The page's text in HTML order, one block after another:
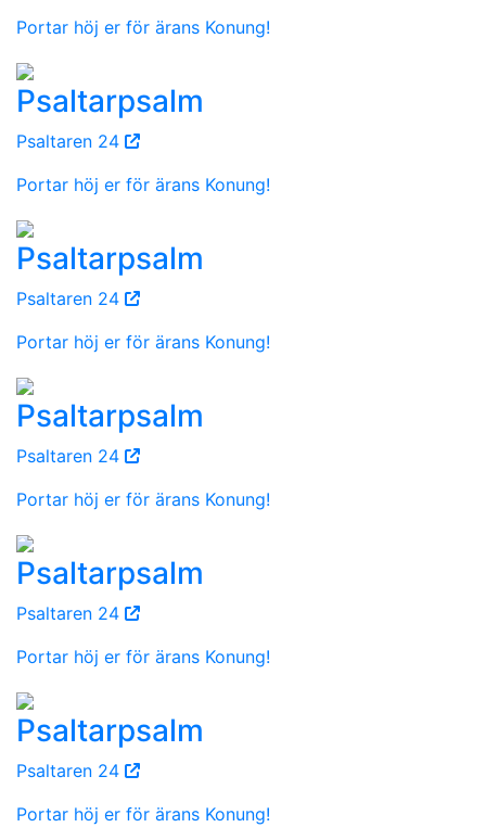
Portar höj er för ärans Konung!
Psaltarpsalm
Psaltaren 24
Portar höj er för ärans Konung!
Psaltarpsalm
Psaltaren 24
Portar höj er för ärans Konung!
Psaltarpsalm
Psaltaren 24
Portar höj er för ärans Konung!
Psaltarpsalm
Psaltaren 24
Portar höj er för ärans Konung!
Psaltarpsalm
Psaltaren 24
Portar höj er för ärans Konung!